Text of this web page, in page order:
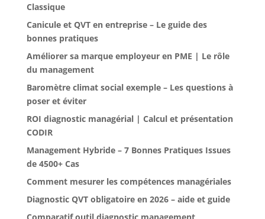
Classique
Canicule et QVT en entreprise – Le guide des
bonnes pratiques
Améliorer sa marque employeur en PME | Le rôle
du management
Baromètre climat social exemple – Les questions à
poser et éviter
ROI diagnostic managérial | Calcul et présentation
CODIR
Management Hybride – 7 Bonnes Pratiques Issues
de 4500+ Cas
Comment mesurer les compétences managériales
Diagnostic QVT obligatoire en 2026 – aide et guide